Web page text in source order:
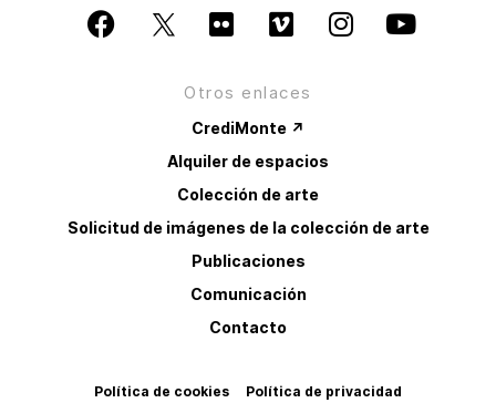
Otros enlaces
CrediMonte ↗
Alquiler de espacios
Colección de arte
Solicitud de imágenes de la colección de arte
Publicaciones
Comunicación
Contacto
Política de cookies Política de privacidad